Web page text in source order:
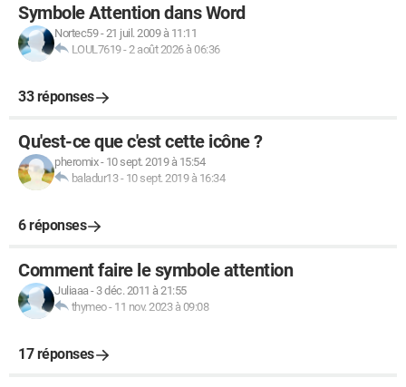
Symbole Attention dans Word
Nortec59-21 juil. 2009 à 11:11
LOUL7619-2 août 2026 à 06:36
33 réponses
Qu'est-ce que c'est cette icône ?
pheromix- 10 sept. 2019 à 15:54
baladur13- 10 sept. 2019 à 16:34
6 réponses
Comment faire le symbole attention
Juliaaa- 3 déc. 2011 à 21:55
thymeo- 11 nov. 2023 à 09:08
17 réponses